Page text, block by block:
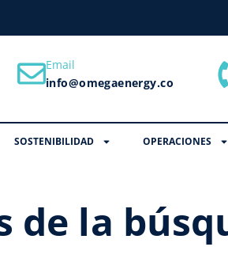
Email
info@omegaenergy.co
SOSTENIBILIDAD OPERACIONES
de la